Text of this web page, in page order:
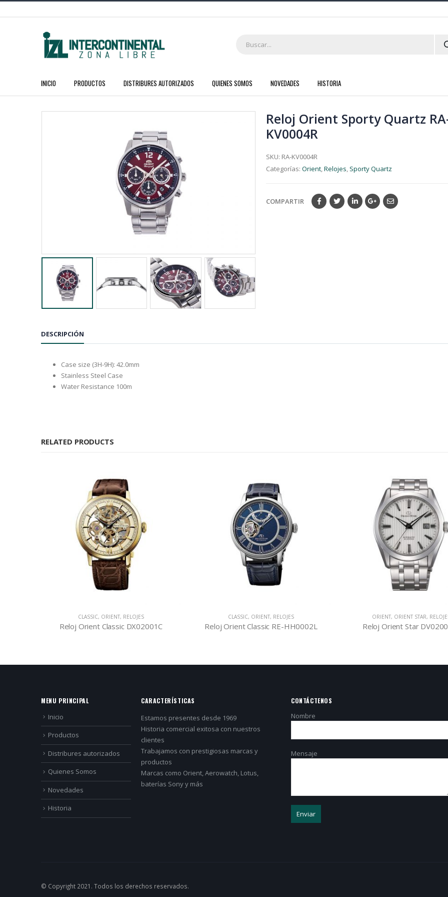
INICIO PRODUCTOS DISTRIBURES AUTORIZADOS QUIENES SOMOS NOVEDADES HISTORIA
Reloj Orient Sporty Quartz
KV0004R
SKU: RA-KV0004R
Categorías: Orient,Relojes, Sporty Quartz
COMPARTIR
DESCRIPCIÓN
Case size (3H-9H): 42.0mm
Stainless Steel Case
Water Resistance 100m
RELATED PRODUCTS
CLASSIC,ORIENT,RELOJES
Reloj Orient Classic RE-HH0002L
ORIENT,ORIENT STAR,RELOJES
Reloj Orient Star DV02003W
CONTEMPORARY,ORIENT,
Reloj Orient Contemporary
MENU PRINCIPAL
Inicio
Productos
Distribures autorizados
Quienes Somos
Novedades
Historia
CARACTERÍSTICAS
Estamos presentes desde 1969
Historia comercial exitosa con nuestros
clientes
Trabajamos con prestigiosas marcas y
productos
Marcas como Orient, Aerowatch, Lotus,
baterías Sony y más
CONTÁCTENOS
Nombre
Mensaje
© Copyright 2021. Todos los derechos reservados.